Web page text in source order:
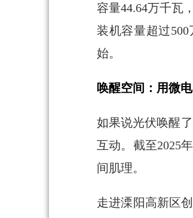
容量44.64万千瓦
装机容量超过
始。
唤醒空间：用微
如果说光伏唤醒
互动。截至2025
间肌理。
走进溧阳高新区